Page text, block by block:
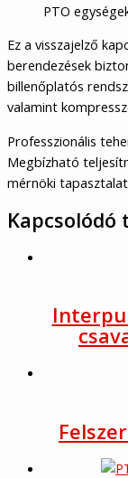
PTO
Ez a visszajelző
berendezések
billenőplatós
valamint
Professzionális
Megbízható
mérnöki